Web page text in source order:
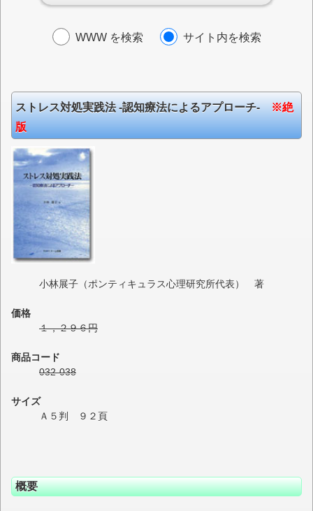
WWW を検索 サイト内を検索
ストレス対処実践法 -認知療法によるアプローチ-
※絶
版
小林展子（ポンティキュラス心理研究所代表） 著
価格
１，２９６円
商品コード
032-038
サイズ
Ａ５判 ９２頁
概要